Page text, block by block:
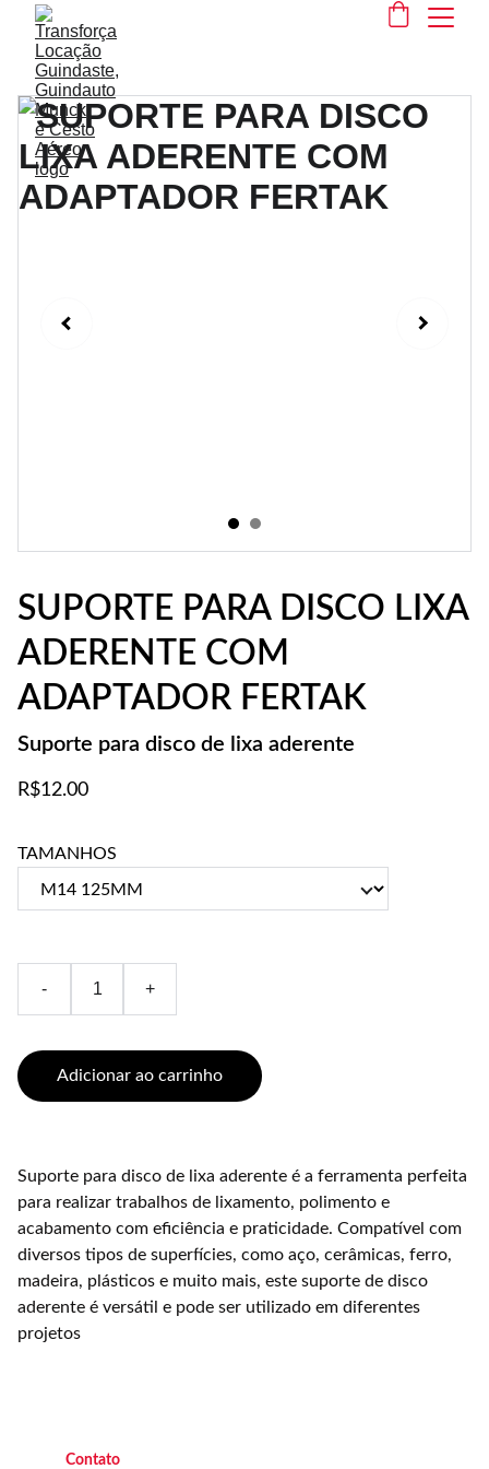
SUPORTE PARA DISCO LIXA
ADERENTE COM
ADAPTADOR FERTAK
Suporte para disco de lixa aderente
R$12.00
TAMANHOS
- +
Adicionar ao carrinho
Suporte para disco de lixa aderente é a ferramenta perfeita
para realizar trabalhos de lixamento, polimento e
acabamento com eficiência e praticidade. Compatível com
diversos tipos de superfícies, como aço, cerâmicas, ferro,
madeira, plásticos e muito mais, este suporte de disco
aderente é versátil e pode ser utilizado em diferentes
projetos
Contato